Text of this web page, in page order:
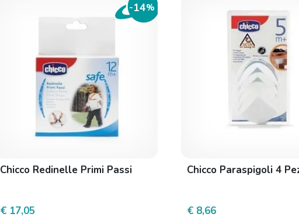
-14%
Chicco Redinelle Primi Passi
€ 17,05
Chicco Paraspigoli 4
€ 8,66